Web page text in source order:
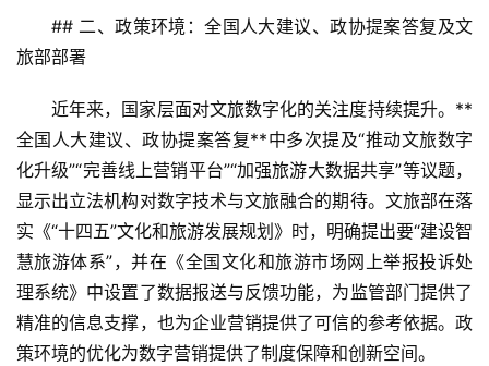
## 二、政策环境：全国人大建议、政协提案答复及文
旅部部署
近年来，国家层面对文旅数字化的关注度持续提升。**
全国人大建议、政协提案答复**中多次提及“推动文旅数字
化升级”“完善线上营销平台”“加强旅游大数据共享”等议题，
显示出立法机构对数字技术与文旅融合的期待。文旅部在落
实《“十四五”文化和旅游发展规划》时，明确提出要“建设智
慧旅游体系”，并在《全国文化和旅游市场网上举报投诉处
理系统》中设置了数据报送与反馈功能，为监管部门提供了
精准的信息支撑，也为企业营销提供了可信的参考依据。政
策环境的优化为数字营销提供了制度保障和创新空间。